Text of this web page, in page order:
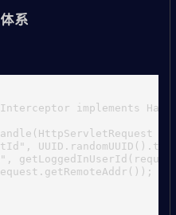
系
implements